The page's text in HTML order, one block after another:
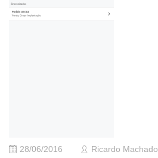
28/06/2016 Ricardo Machado